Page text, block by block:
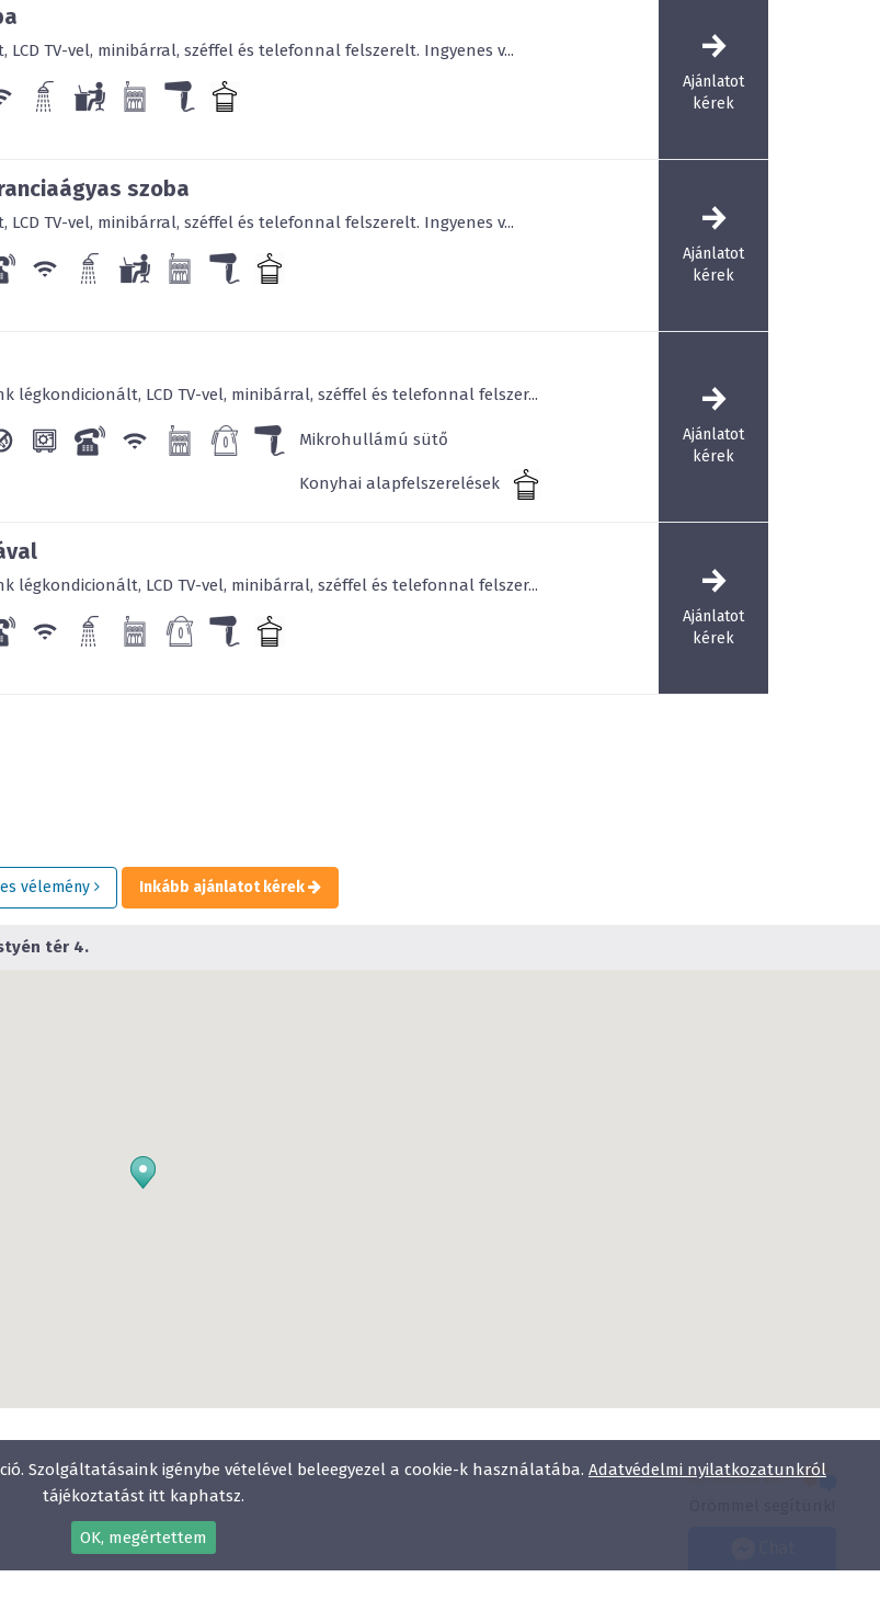
Szolgáltatásaink igénybe vételével beleegyezel a cookie-k használatába. Adatvédelmi nyilatkozatunkról
tájékoztatást itt kaphatsz.
OK, megértettem
Kérdésed van?
TV-vel, minibárral, széffel és telefonnal felszerelt. Ingyenes v...
Ajánlatot
kérek
szoba
TV-vel, minibárral, széffel és telefonnal felszerelt. Ingyenes v...
Ajánlatot
kérek
légkondicionált, LCD TV-vel, minibárral, széffel és telefonnal felszer...
Mikrohullámú sütő
Konyhai alapfelszerelések
Ajánlatot
kérek
légkondicionált, LCD TV-vel, minibárral, széffel és telefonnal felszer...
Ajánlatot
kérek
vélemény Inkább ajánlatot kérek
tér 4.